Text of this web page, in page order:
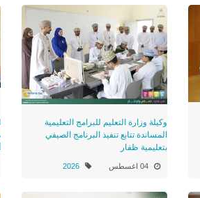
وكيلة وزارة التعليم للبرامج التعليمية
المساندة تتابع تنفيذ البرنامج الصيفي
بتعليمية ظفار
04 اغسطس 2026